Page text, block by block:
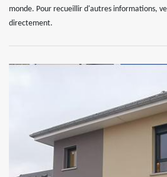
monde. Pour recueillir d'autres informations,
directement.